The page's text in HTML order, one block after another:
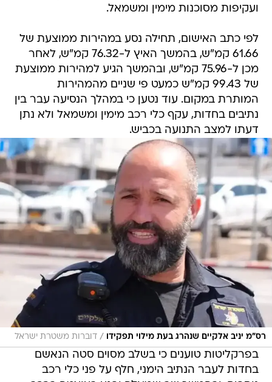
ועקיפות מסוכנות מימין ומשמאל.
לפי כתב האישום, תחילה נסע במהירות ממוצעת של
61.66 קמ"ש, בהמשך האיץ ל-76.32 קמ"ש, לאחר
מכן ל-75.96 קמ"ש, ובהמשך הגיע למהירות ממוצעת
של 99.43 קמ"ש כמעט פי שניים מהמהירות
המותרת במקום. עוד נטען כי במהלך הנסיעה עבר בין
נתיבים בחדות, עקף כלי רכב מימין ומשמאל ולא נתן
דעתו למצב התנועה בכביש.
רס"מ יניב אלקיים שנהרג בעת מילוי תפקידו / דוברות משטרת ישראל
בפרקליטות טוענים כי בשלב מסוים סטה הנאשם
בחדות לעבר הנתיב הימני, חלף על פני כלי רכב